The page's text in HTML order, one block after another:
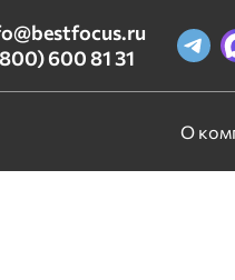
600 81 31
О